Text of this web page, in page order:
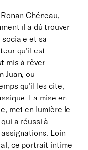
Chéneau,
il a dû trouver
et sa
qu’il est
mis à rêver
Juan, ou
qu’il les cite,
La mise en
met en lumière le
a réussi à
Loin
ce portrait intime